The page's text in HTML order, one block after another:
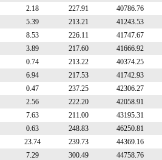
2.18 227.91 40786.76
5.39 213.21 41243.53
8.53 226.11 41747.67
3.89 217.60 41666.92
0.74 213.22 40374.25
6.94 217.53 41742.93
0.47 237.25 42306.27
2.56 222.20 42058.91
7.63 211.00 43195.31
0.63 248.83 46250.81
23.74 239.73 44369.16
7.29 300.49 44758.76